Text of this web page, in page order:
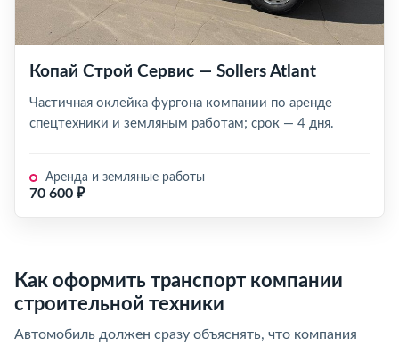
Копай Строй Сервис — Sollers Atlant
Частичная оклейка фургона компании по аренде
спецтехники и земляным работам; срок — 4 дня.
Аренда и земляные работы
70 600 ₽
Как оформить транспорт компании
строительной техники
Автомобиль должен сразу объяснять, что компания